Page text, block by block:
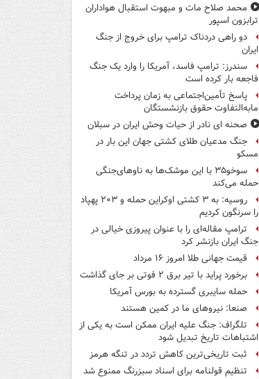
محمد صلاح مات و مبهوت استقبال هواداران
ترابزون اسپور
دو راهی دردناک ترامپ برای خروج از جنگ
ایران
سندرز: ترامپ فاسد، آمریکا را وارد یک جنگ
فاجعه بار کرده است
پاسخ تأمین‌اجتماعی به زمان پرداخت
مابه‌التفاوت حقوق بازنشستگان
صحنه ای نادر از حیات وحش ایران در سبلان
جنگ مدعیان طلای کشتی جهان این بار در
مسکو
سوخو۳۵ با این موشک‌ها به ناوهای‌جنگی
حمله می‌کند
روسیه: به ۳ کشتی اوکراین حمله و ۲۰۳ پهپاد
را سرنگون کردیم
ترامپ مقاله‌ای را با عنوان پیروزی خیالی در
جنگ ایران بازنشر کرد
قیمت جهانی طلا امروز ۱۶ مرداد
برخورد پراید با تیر برق ۲ فوتی بر جای گذاشت
حمله سایبری گسترده به بورس آمریکا
صنعا: نیروهای ما در کمین‌ هستند
تلگراف: جنگ علیه ایران ممکن است به یکی از
اشتباهات تاریخ تبدیل شود
ثبت تاریخی‌ترین کاهش تردد در تنگه هرمز
تنظیم قولنامه برای اسناد سبزرنگ ممنوع شد